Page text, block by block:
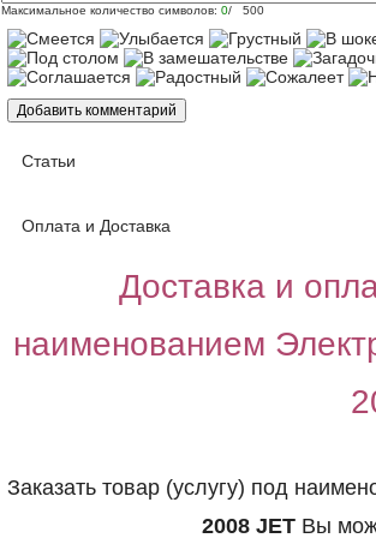
Максимальное количество символов: 0/ 500
Статьи
Оплата и Доставка
Доставка и
наименованием
Заказать товар (услугу) под
2008 JET Вы